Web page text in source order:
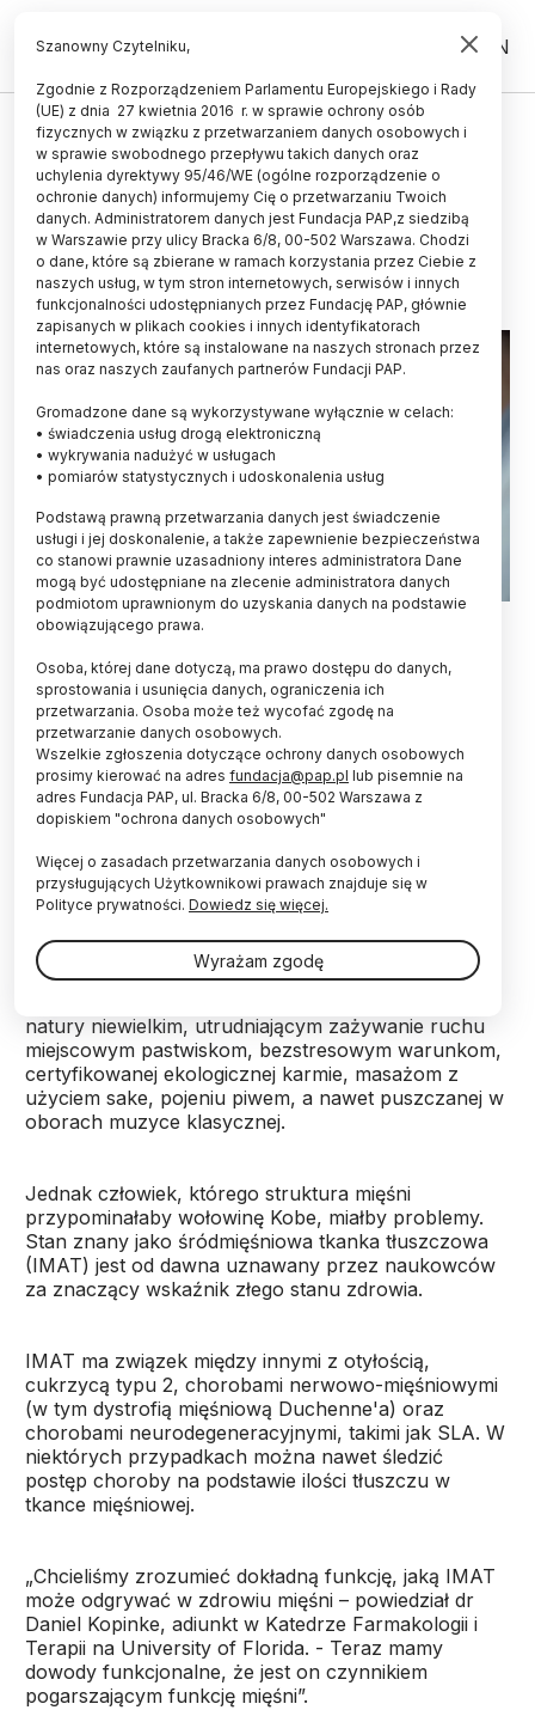
PL EN
ŚWIAT
Tłuszcz osłabia „marmurkowe”
mięśnie
02.08.2025
aktualizacja: 02.08.2025
2 minuty czytania
Fot. Adobe Stock
Śródmięśniowa tkanka tłuszczowa może osłabiać
siłę mięśni i utrudniać ich regenerację - informuje
pismo „Cell Reports”.
Miłośnicy steków dobrzeznają„marmurkowy”
wygląd najwyższej jakości japońskiej wołowiny Kobe,
pochodzącej od bydła rasy Wagyu. Wygląda tak, bo
jest równomiernie przerośnięta tłuszczem, co
zapewnia jej delikatność i wyjątkowy smak, za który
znawcy gotowi są dużo zapłacić. Jednocześnie
natury niewielkim, utrudniającym zażywanie ruchu
miejscowym pastwiskom, bezstresowym warunkom,
certyfikowanej ekologicznej karmie, masażom z
użyciem sake, pojeniu piwem, a nawet puszczanej w
oborach muzyce klasycznej.
Jednak człowiek, którego struktura mięśni
przypominałaby wołowinę Kobe, miałby problemy.
Stan znany jako śródmięśniowa tkanka tłuszczowa
(IMAT) jest od dawna uznawany przez naukowców
za znaczący wskaźnik złego stanu zdrowia.
IMAT ma związek między innymi z otyłością,
cukrzycą typu 2, chorobami nerwowo-mięśniowymi
(w tym dystrofią mięśniową Duchenne'a) oraz
chorobami neurodegeneracyjnymi, takimi jak SLA. W
niektórych przypadkach można nawet śledzić
postęp choroby na podstawie ilości tłuszczu w
tkance mięśniowej.
„Chcieliśmy zrozumieć dokładną funkcję, jaką IMAT
może odgrywać w zdrowiu mięśni – powiedział dr
Daniel Kopinke, adiunkt w Katedrze Farmakologii i
Terapii na University of Florida. - Teraz mamy
dowody funkcjonalne, że jest on czynnikiem
pogarszającym funkcję mięśni”.
Szanowny Czytelniku,
Zgodnie z Rozporządzeniem Parlamentu Europejskiego i Rady
(UE) z dnia 27 kwietnia 2016 r. w sprawie ochrony osób
fizycznych w związku z przetwarzaniem danych osobowych i
w sprawie swobodnego przepływu takich danych oraz
uchylenia dyrektywy 95/46/WE (ogólne rozporządzenie o
ochronie danych) informujemy Cię o przetwarzaniu Twoich
danych. Administratorem danych jest Fundacja PAP,z siedzibą
w Warszawie przy ulicy Bracka 6/8, 00-502 Warszawa. Chodzi
o dane, które są zbierane w ramach korzystania przez Ciebie z
naszych usług, w tym stron internetowych, serwisów i innych
funkcjonalności udostępnianych przez Fundację PAP, głównie
zapisanych w plikach cookies i innych identyfikatorach
internetowych, które są instalowane na naszych stronach przez
nas oraz naszych zaufanych partnerów Fundacji PAP.
Gromadzone dane są wykorzystywane wyłącznie w celach:
• świadczenia usług drogą elektroniczną
• wykrywania nadużyć w usługach
• pomiarów statystycznych i udoskonalenia usług
Podstawą prawną przetwarzania danych jest świadczenie
usługi i jej doskonalenie, a także zapewnienie bezpieczeństwa
co stanowi prawnie uzasadniony interes administratora Dane
mogą być udostępniane na zlecenie administratora danych
podmiotom uprawnionym do uzyskania danych na podstawie
obowiązującego prawa.
Osoba, której dane dotyczą, ma prawo dostępu do danych,
sprostowania i usunięcia danych, ograniczenia ich
przetwarzania. Osoba może też wycofać zgodę na
przetwarzanie danych osobowych.
Wszelkie zgłoszenia dotyczące ochrony danych osobowych
prosimy kierować na adres fundacja@pap.pl lub pisemnie na
adres Fundacja PAP, ul. Bracka 6/8, 00-502 Warszawa z
dopiskiem "ochrona danych osobowych"
Więcej o zasadach przetwarzania danych osobowych i
przysługujących Użytkownikowi prawach znajduje się w
Polityce prywatności. Dowiedz się więcej.
Wyrażam zgodę